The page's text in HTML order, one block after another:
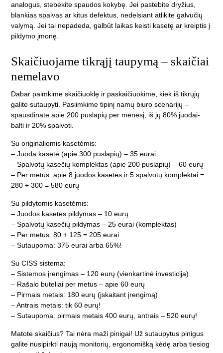
analogus, stebėkite spaudos kokybę. Jei pastebite dryžius,
blankias spalvas ar kitus defektus, nedelsiant atlikite galvučių
valymą. Jei tai nepadeda, galbūt laikas keisti kasetę ar kreiptis į
pildymo įmonę.
Skaičiuojame tikrąjį taupymą – skaičiai
nemelavo
Dabar paimkime skaičiuoklę ir paskaičiuokime, kiek iš tikrųjų
galite sutaupyti. Pasiimkime tipinį namų biuro scenarijų –
spausdinate apie 200 puslapių per mėnesį, iš jų 80% juodai-
balti ir 20% spalvoti.
Su originaliomis kasetėmis:
– Juoda kasetė (apie 300 puslapių) – 35 eurai
– Spalvotų kasečių komplektas (apie 200 puslapių) – 60 eurų
– Per metus: apie 8 juodos kasetės ir 5 spalvotų komplektai =
280 + 300 = 580 eurų
Su pildytomis kasetėmis:
– Juodos kasetės pildymas – 10 eurų
– Spalvotų kasečių pildymas – 25 eurai (komplektas)
– Per metus: 80 + 125 = 205 eurai
– Sutaupoma: 375 eurai arba 65%!
Su CISS sistema:
– Sistemos įrengimas – 120 eurų (vienkartinė investicija)
– Rašalo buteliai per metus – apie 60 eurų
– Pirmais metais: 180 eurų (įskaitant įrengimą)
– Antrais metais: tik 60 eurų!
– Sutaupoma: pirmais metais 400 eurų, antrais – 520 eurų!
Matote skaičius? Tai nėra maži pinigai! Už sutaupytus pinigus
galite nusipirkti naują monitorių, ergonomišką kėdę arba tiesiog